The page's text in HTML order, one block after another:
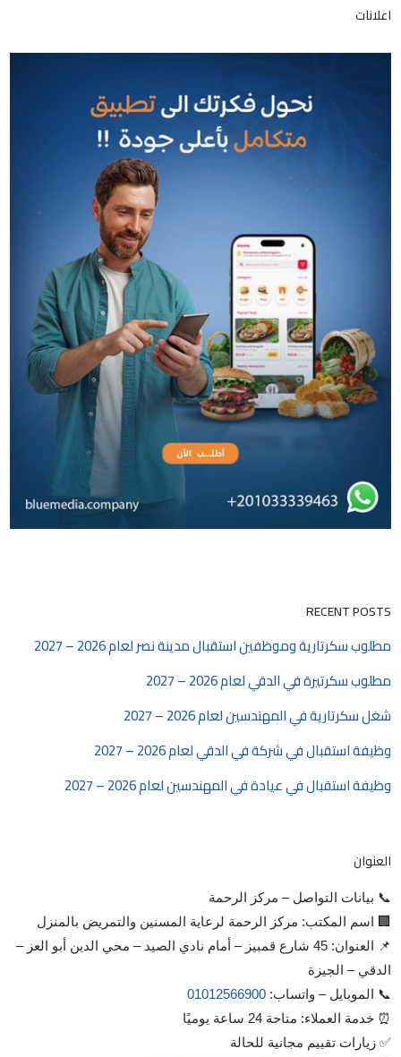
اعلانات
RECENT POSTS
مطلوب سكرتارية وموظفين استقبال مدينة نصر لعام 2026 – 2027
مطلوب سكرتيرة في الدقي لعام 2026 – 2027
شغل سكرتارية في المهندسين لعام 2026 – 2027
وظيفة استقبال في شركة في الدقي لعام 2026 – 2027
وظيفة استقبال في عيادة في المهندسين لعام 2026 – 2027
العنوان
📞 بيانات التواصل – مركز الرحمة
🏢 اسم المكتب: مركز الرحمة لرعاية المسنين والتمريض بالمنزل
📌 العنوان: 45 شارع قمبيز – أمام نادي الصيد – محي الدين أبو العز –
الدقي – الجيزة
📞 الموبايل – واتساب:01012566900
⏰ خدمة العملاء: متاحة 24 ساعة يوميًا
✅ زيارات تقييم مجانية للحالة